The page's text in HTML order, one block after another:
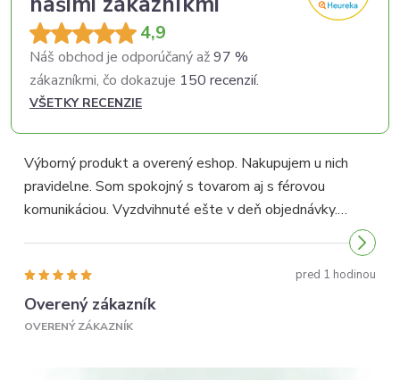
4,9
Náš obchod je odporúčaný až97 %
zákazníkmi, čo dokazuje 150 recenzií.
VŠETKY RECENZIE
Výborný produkt a overený eshop. Nakupujem u nich
pravidelne. Som spokojný s tovarom aj s férovou
komunikáciou. Vyzdvihnuté ešte v deň objednávky.
pred 1 hodinou
Overený zákazník
OVERENÝ ZÁKAZNÍK